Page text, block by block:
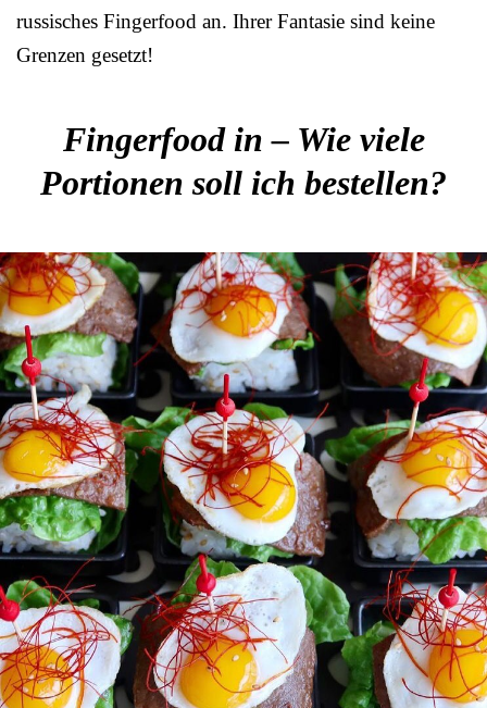
russisches Fingerfood an. Ihrer Fantasie sind keine
Grenzen gesetzt!
Fingerfood in – Wie viele
Portionen soll ich bestellen?